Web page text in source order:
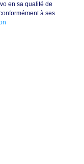
en sa qualité de
à ses